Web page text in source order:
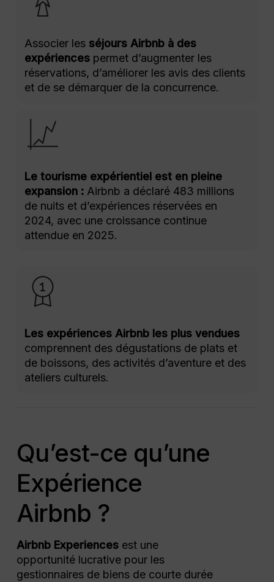
Associer les séjours Airbnb à des
expériences permet d’augmenter les
réservations, d’améliorer les avis des clients
et de se démarquer de la concurrence.
Le tourisme expérientiel est en pleine
expansion : Airbnb a déclaré 483 millions
de nuits et d’expériences réservées en
2024, avec une croissance continue
attendue en 2025.
Les expériences Airbnb les plus vendues
comprennent des dégustations de plats et
de boissons, des activités d’aventure et des
ateliers culturels.
Qu’est-ce qu’une
Expérience
Airbnb ?
Airbnb Experiencesest une
opportunité lucrative pour les
gestionnaires de biens de courte durée